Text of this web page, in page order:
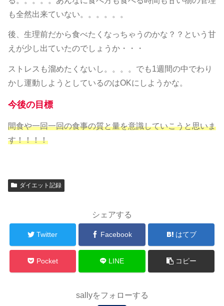
も全然出来ていない。。。。。。
後、生理前だから食べたくなっちゃうのかな？？という甘
えが少し出ていたのでしょうか・・・
ストレスも溜めたくないし。。。。でも1週間の中でわり
かし運動しようとしているのはOKにしようかな。
今後の目標
間食や一回一回の食事の質と量を意識していこうと思いま
す！！！！
ダイエット記録
シェアする
Twitter Facebook はてブ
Pocket LINE コピー
sallyをフォローする